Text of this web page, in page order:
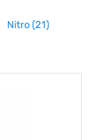
Nitro (21)